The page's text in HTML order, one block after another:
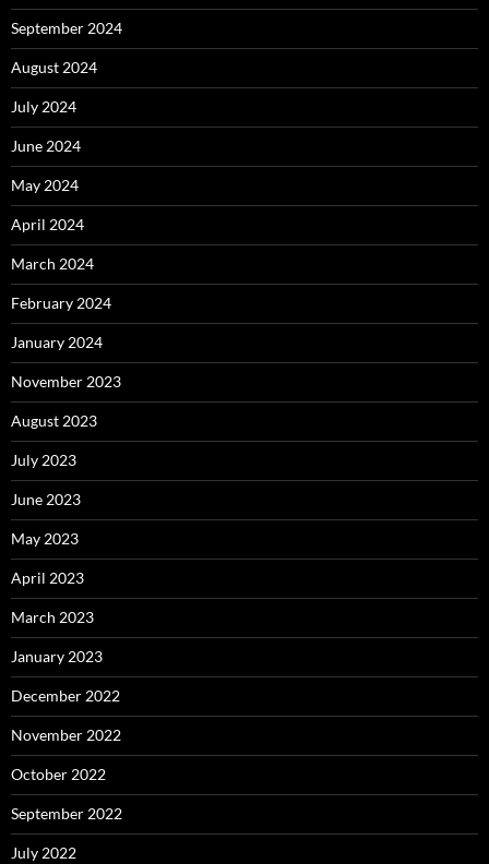
September 2024
August 2024
July 2024
June 2024
May 2024
April 2024
March 2024
February 2024
January 2024
November 2023
August 2023
July 2023
June 2023
May 2023
April 2023
March 2023
January 2023
December 2022
November 2022
October 2022
September 2022
July 2022